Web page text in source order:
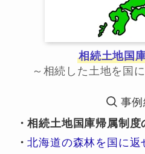
相続土地国
～相続した土地を国
事
・相続土地国庫帰属制
・北海道の森林を国に